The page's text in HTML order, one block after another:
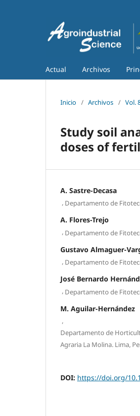
Actual Archivos
Inicio / Archivos / Vol.
Study soil
doses of
A. Sastre-Decasa
, Departamento de
A. Flores-Trejo
, Departamento de
Gustavo Almaguer-
, Departamento de
José Bernardo
, Departamento de
M. Aguilar-Hernández
,
Departamento de
Agraria La Molina. Lima,
DOI: https://doi.org/